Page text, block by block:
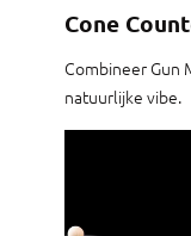
Cone
Combineer Gun
natuurlijke vibe.